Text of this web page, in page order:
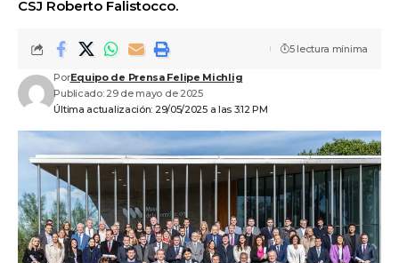
CSJ Roberto Falistocco.
Última actualización: 29/05/2025 a las 3:12 PM
PorEquipo de Prensa Felipe Michlig
Publicado: 29 de mayo de 2025
5 lectura mínima